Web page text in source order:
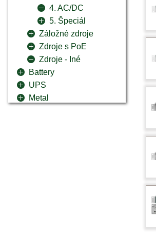
4. AC/DC
5. Špeciál
Záložné zdroje
Zdroje s PoE
Zdroje - Iné
Battery
UPS
Metal